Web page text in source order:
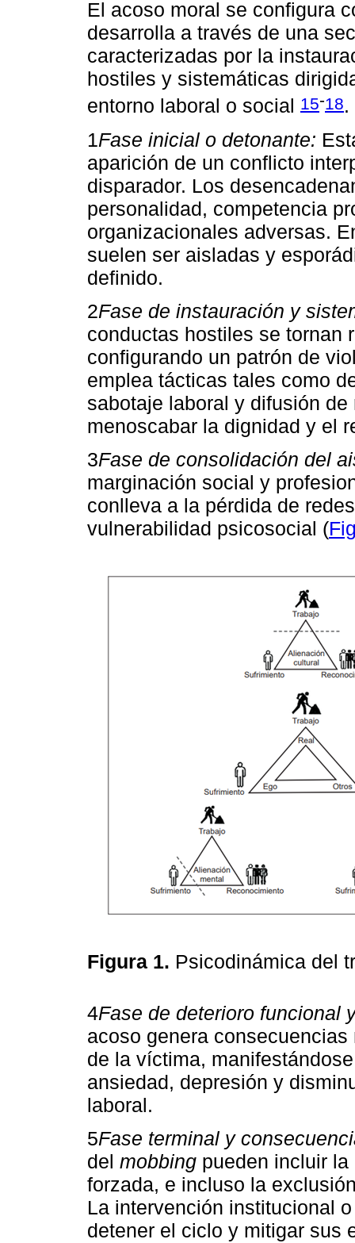
El acoso moral se configura
desarrolla a través de una
caracterizadas por la
hostiles y sistemáticas
entorno laboral o social 15-18.
1Fase inicial o detonante:
aparición de un conflicto
disparador. Los
personalidad, competencia
organizacionales adversas.
suelen ser aisladas y
definido.
2Fase de instauración y
conductas hostiles se tornan
configurando un patrón de
emplea tácticas tales como
sabotaje laboral y difusión
menoscabar la dignidad y el
3Fase de consolidación del
marginación social y
conlleva a la pérdida de
vulnerabilidad psicosocial (
Figura 1. Psicodinámica del
4Fase de deterioro funcional
acoso genera
de la víctima,
ansiedad, depresión y
laboral.
5Fase terminal y
del mobbing pueden incluir
forzada, e incluso la
La intervención institucional
detener el ciclo y mitigar sus